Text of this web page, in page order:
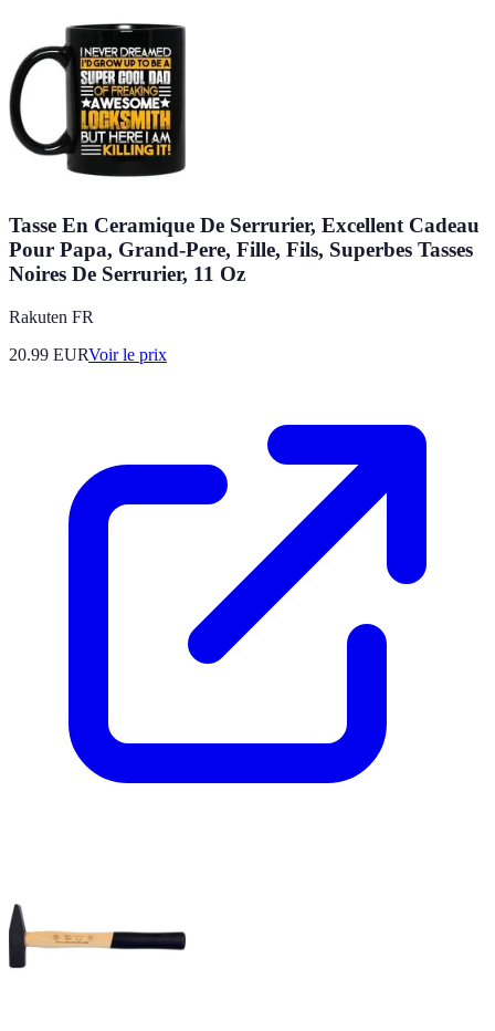
Tasse En Ceramique De Serrurier, Excellent Cadeau
Pour Papa, Grand-Pere, Fille, Fils, Superbes Tasses
Noires De Serrurier, 11 Oz
Rakuten FR
20.99 EURVoir le prix